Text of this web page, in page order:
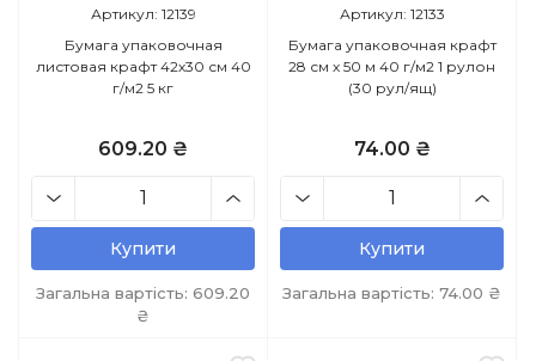
Артикул: 12139
Бумага упаковочная
листовая крафт 42х30 см 40
г/м2 5 кг
609.20 ₴
Купити
Загальна вартість: 609.20
₴
Артикул: 12133
Бумага упаковочная крафт
28 см х 50 м 40 г/м2 1 рулон
(30 рул/ящ)
74.00 ₴
Купити
Загальна вартість: 74.00 ₴